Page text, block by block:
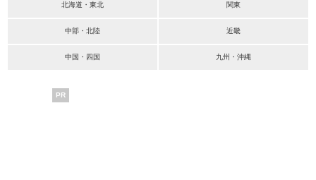
北海道・東北 関東
中部・北陸 近畿
中国・四国 九州・沖縄
PR